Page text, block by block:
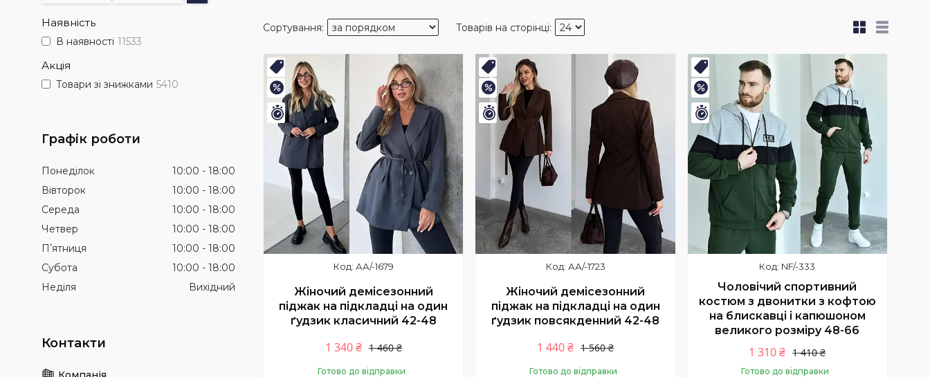
Новинка
–8%
Залишився 1 день
АА/-1679
Жіночий демісезонний
піджак на підкладці на один
ґудзик класичний 42-48
1 460 ₴
1 340 ₴
Готово до відправки
Новинка
–8%
Залишився 1 день
АА/-1723
Жіночий демісезонний
піджак на підкладці на один
ґудзик повсякденний 42-48
1 560 ₴
1 440 ₴
Готово до відправки
Новинка
Залишився 1 день
NF/-333
Чоловічий спортивний
костюм з двонитки з кофтою
на блискавці і капюшоном
великого розміру 48-66
1 410 ₴
1 310 ₴
Готово до відправки
Наявність
В наявності 11533
Акція
Товари зі знижками 5410
Графік роботи
Понеділок 10:00
18:00
Вівторок
10:00
18:00
Середа
10:00
18:00
Четвер
10:00
18:00
Пʼятниця
10:00
18:00
Субота
10:00
18:00
Неділя
Вихідний